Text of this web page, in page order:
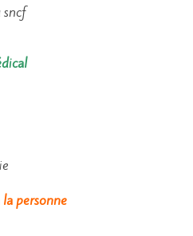
personne